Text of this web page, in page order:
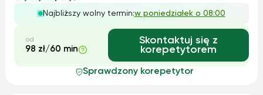
chemii (poziom rozszerzony). Jestem cierpliwy,
komunikatywny i zaangażowa...
Najbliższy wolny termin:w poniedziałek o 08:00
od
98 zł/60 min
Skontaktuj się z
korepetytorem
Sprawdzony korepetytor